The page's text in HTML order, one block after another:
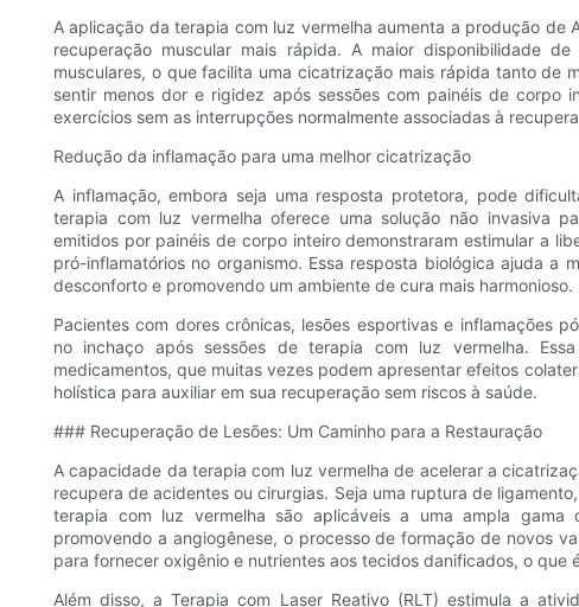
A aplicação da terapia com luz vermelha aumenta a produção de
recuperação muscular mais rápida. A maior disponibilidade
musculares, o que facilita uma cicatrização mais rápida tanto de
sentir menos dor e rigidez após sessões com painéis de corpo
exercícios sem as interrupções normalmente associadas à
Redução da inflamação para uma melhor cicatrização
A inflamação, embora seja uma resposta protetora, pode
terapia com luz vermelha oferece uma solução não invasiva
emitidos por painéis de corpo inteiro demonstraram estimular a
pró-inflamatórios no organismo. Essa resposta biológica ajuda a
desconforto e promovendo um ambiente de cura mais harmonioso.
Pacientes com dores crônicas, lesões esportivas e inflamações
no inchaço após sessões de terapia com luz vermelha.
medicamentos, que muitas vezes podem apresentar efeitos
holística para auxiliar em sua recuperação sem riscos à saúde.
### Recuperação de Lesões: Um Caminho para a Restauração
A capacidade da terapia com luz vermelha de acelerar a
recupera de acidentes ou cirurgias. Seja uma ruptura de
terapia com luz vermelha são aplicáveis ​​a uma ampla
promovendo a angiogênese, o processo de formação de novos
para fornecer oxigênio e nutrientes aos tecidos danificados, o que
Além disso, a Terapia com Laser Reativo (RLT) estimula a